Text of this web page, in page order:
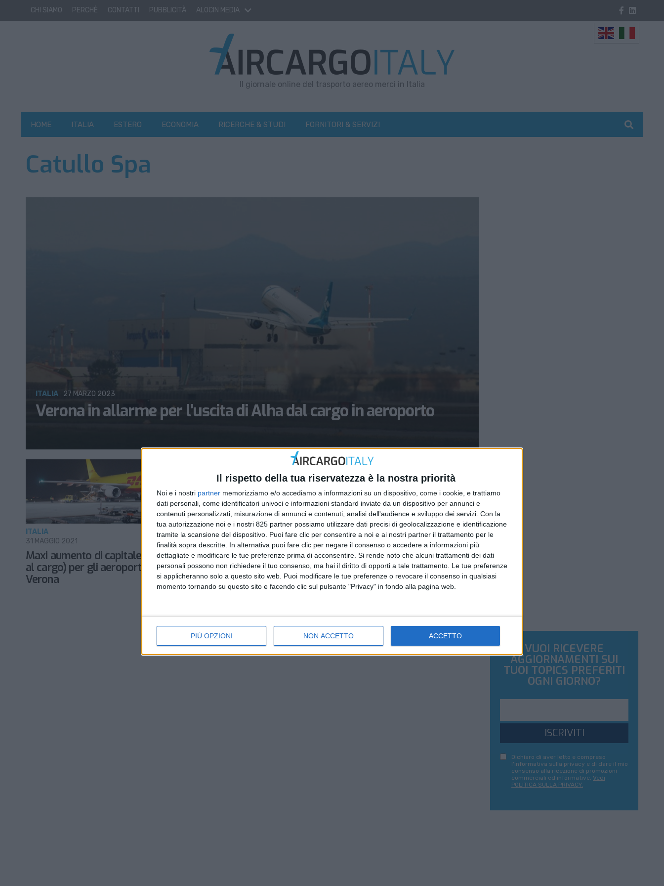
Il rispetto della tua riservatezza è la nostra priorità
Noi e i nostri partner memorizziamo e/o accediamo a informazioni su un dispositivo, come i cookie, e trattiamo
dati personali, come identificatori univoci e informazioni standard inviate da un dispositivo per annunci e
contenuti personalizzati, misurazione di annunci e contenuti, analisi dell'audience e sviluppo dei servizi. Con la
tua autorizzazione noi e i nostri 825 partner possiamo utilizzare dati precisi di geolocalizzazione e identificazione
tramite la scansione del dispositivo. Puoi fare clic per consentire a noi e ai nostri partner il trattamento per le
finalità sopra descritte. In alternativa puoi fare clic per negare il consenso o accedere a informazioni più
dettagliate e modificare le tue preferenze prima di acconsentire. Si rende noto che alcuni trattamenti dei dati
personali possono non richiedere il tuo consenso, ma hai il diritto di opporti a tale trattamento. Le tue preferenze
si applicheranno solo a questo sito web. Puoi modificare le tue preferenze o revocare il consenso in qualsiasi
momento tornando su questo sito e facendo clic sul pulsante "Privacy" in fondo alla pagina web.
PIÙ OPZIONI NON ACCETTO ACCETTO
CHI SIAMO PERCHÈ CONTATTI PUBBLICITÀ ALOCIN MEDIA
Il giornale online del trasporto aereo merci in Italia
HOME ITALIA ESTERO ECONOMIA RICERCHE & STUDI FORNITORI & SERVIZI
Catullo Spa
Verona in allarme per l’uscita di Alha dal cargo in aeroporto
ITALIA 27 MARZO 2023
Maxi aumento di capitale (con un occhio
al cargo) per gli aeroporti di Brescia e
Verona
ITALIA
31 MAGGIO 2021
VUOI RICEVERE
AGGIORNAMENTI SUI
TUOI TOPICS PREFERITI
OGNI GIORNO?
ISCRIVITI
Dichiaro di aver letto e compreso
l'informativa sulla privacy e di dare il mio
consenso alla ricezione di promozioni
commerciali ed informative. Vedi
POLITICA SULLA PRIVACY.